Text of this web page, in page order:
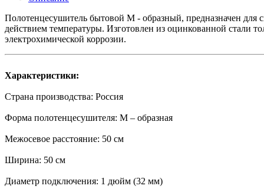
Полотенцесушитель бытовой М - образный, предназначен
действием температуры. Изготовлен из оцинкованной
электрохимической коррозии.
Характеристики:
Страна производства: Россия
Форма полотенцесушителя: М – образная
Межосевое расстояние: 50 см
Ширина: 50 см
Диаметр подключения: 1 дюйм (32 мм)